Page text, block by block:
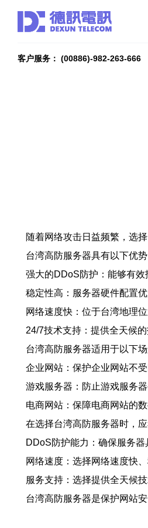
客户服务： (00886)-982-263-666
随着网络攻击日益频繁，选
台湾高防服务器具有以下优势
强大的DDoS防护：能够有效
稳定性高：服务器硬件配置
网络速度快：位于台湾地理
24/7技术支持：提供全天候
台湾高防服务器适用于以下场
企业网站：保护企业网站不
游戏服务器：防止游戏服务
电商网站：保障电商网站的
在选择台湾高防服务器时，应
DDoS防护能力：确保服务器
网络速度：选择网络速度快
服务支持：选择提供全天候
台湾高防服务器是保护网站